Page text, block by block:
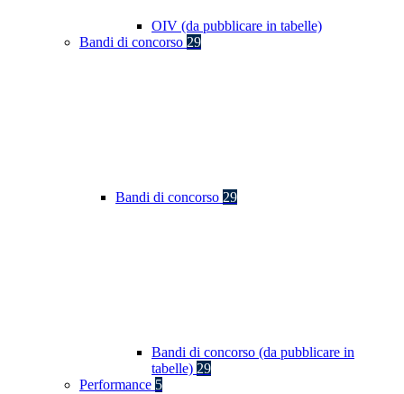
OIV (da pubblicare in tabelle)
Bandi di concorso 29
Bandi di concorso 29
Bandi di concorso (da pubblicare in
tabelle) 29
Performance 5